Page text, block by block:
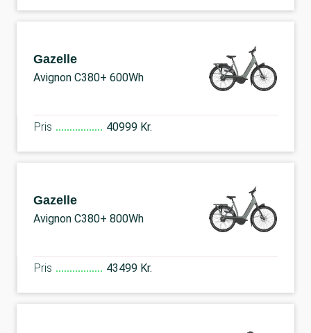
Gazelle
Avignon C380+ 600Wh
Pris 40999 Kr.
Gazelle
Avignon C380+ 800Wh
Pris 43499 Kr.